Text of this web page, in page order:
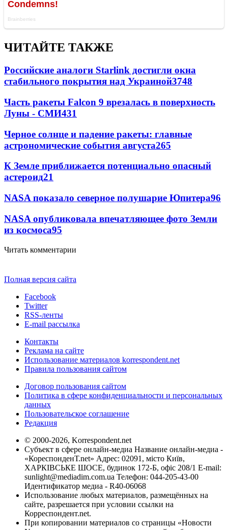
ЧИТАЙТЕ ТАКЖЕ
Российские аналоги Starlink достигли окна
стабильного покрытия над Украиной3748
Часть ракеты Falcon 9 врезалась в поверхность
Луны - СМИ431
Черное солнце и падение ракеты: главные
астрономические события августа265
К Земле приближается потенциально опасный
астероид21
NASA показало северное полушарие Юпитера96
NASA опубликовала впечатляющее фото Земли
из космоса95
Читать комментарии
Полная версия сайта
Facebook
Twitter
RSS-ленты
E-mail рассылка
Контакты
Реклама на сайте
Использование материалов korrespondent.net
Правила пользования сайтом
Договор пользования сайтом
Политика в сфере конфиденциальности и персональных
данных
Пользовательское соглашение
Редакция
© 2000-2026, Korrespondent.net
Субъект в сфере онлайн-медиа Название онлайн-медиа -
«КореспонденТ.net» Адрес: 02091, місто Київ,
ХАРКІВСЬКЕ ШОСЕ, будинок 172-Б, офіс 208/1 E-mail:
sunlight@mediadim.com.ua Телефон: 044-205-43-00
Идентификатор медиа - R40-06068
Использование любых материалов, размещённых на
сайте, разрешается при условии ссылки на
Корреспондент.net.
При копировании материалов со страницы «Новости